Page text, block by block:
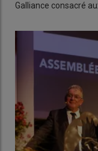
Galliance consacré